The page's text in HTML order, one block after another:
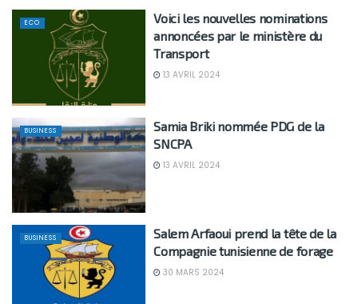
ECO
Voici les nouvelles nominations
annoncées par le ministère du
Transport
13 AVRIL 2024
BUSINESS
Samia Briki nommée PDG de la
SNCPA
13 AVRIL 2024
BUSINESS
Salem Arfaoui prend la tête de la
Compagnie tunisienne de forage
30 MARS 2024